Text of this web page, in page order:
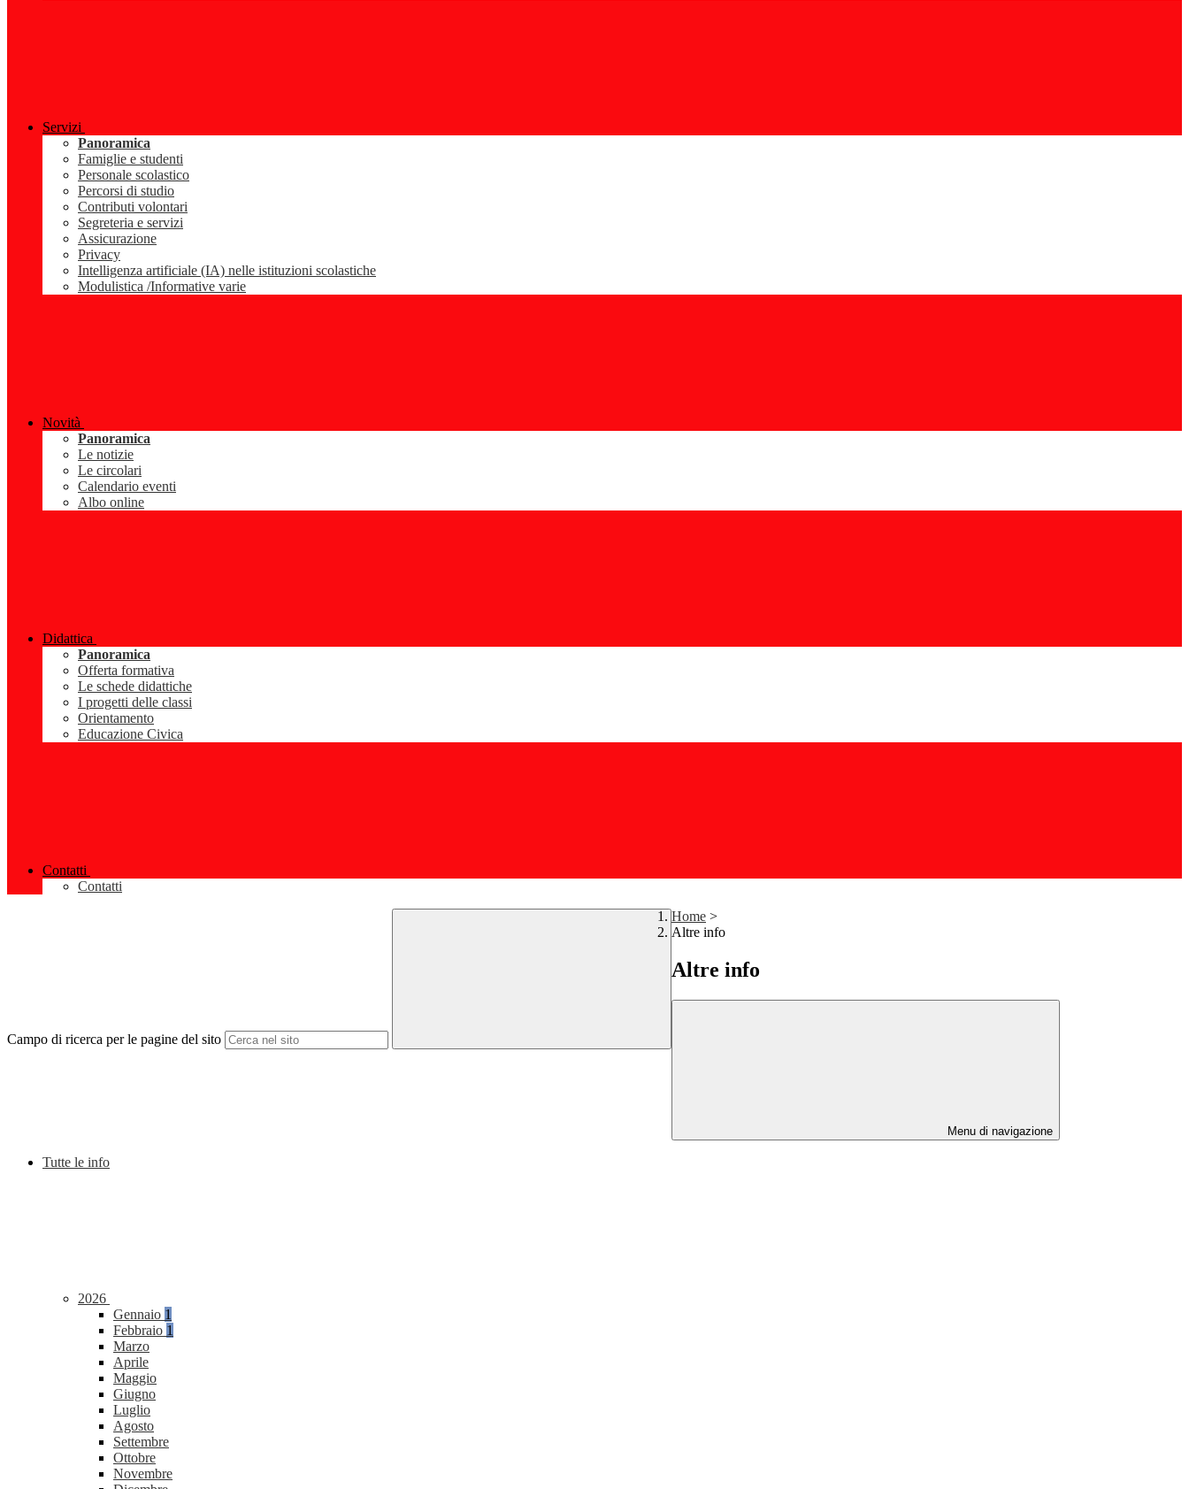
Servizi
Panoramica
Famiglie e studenti
Personale scolastico
Percorsi di studio
Contributi volontari
Segreteria e servizi
Assicurazione
Privacy
Intelligenza artificiale (IA) nelle istituzioni scolastiche
Modulistica /Informative varie
Novità
Panoramica
Le notizie
Le circolari
Calendario eventi
Albo online
Didattica
Panoramica
Offerta formativa
Le schede didattiche
I progetti delle classi
Orientamento
Educazione Civica
Contatti
Contatti
Campo di ricerca per le pagine del sito
Home >
Altre info
Altre info
Menu di navigazione
Tutte le info
2026
Gennaio 1
Febbraio 1
Marzo
Aprile
Maggio
Giugno
Luglio
Agosto
Settembre
Ottobre
Novembre